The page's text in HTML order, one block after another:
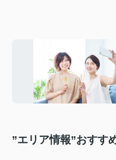
”エリア情報”おすす